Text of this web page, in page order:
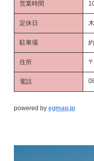
営業時間
定休日
駐車場
住所
電話
powered by egmap.jp